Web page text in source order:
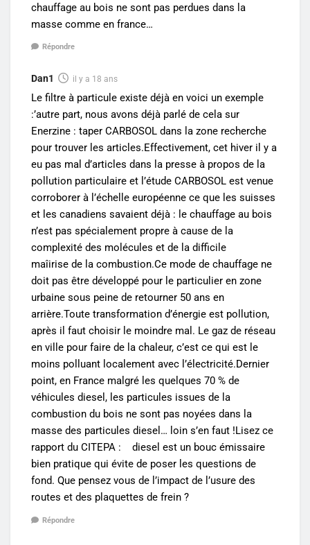
chauffage au bois ne sont pas perdues dans la
masse comme en france…
Répondre
Dan1 il y a 18 ans
Le filtre à particule existe déjà en voici un exemple
:’autre part, nous avons déjà parlé de cela sur
Enerzine : taper CARBOSOL dans la zone recherche
pour trouver les articles.Effectivement, cet hiver il y a
eu pas mal d’articles dans la presse à propos de la
pollution particulaire et l’étude CARBOSOL est venue
corroborer à l’échelle européenne ce que les suisses
et les canadiens savaient déjà : le chauffage au bois
n’est pas spécialement propre à cause de la
complexité des molécules et de la difficile
maîirise de la combustion.Ce mode de chauffage ne
doit pas être développé pour le particulier en zone
urbaine sous peine de retourner 50 ans en
arrière.Toute transformation d’énergie est pollution,
après il faut choisir le moindre mal. Le gaz de réseau
en ville pour faire de la chaleur, c’est ce qui est le
moins polluant localement avec l’électricité.Dernier
point, en France malgré les quelques 70 % de
véhicules diesel, les particules issues de la
combustion du bois ne sont pas noyées dans la
masse des particules diesel… loin s’en faut !Lisez ce
rapport du CITEPA : diesel est un bouc émissaire
bien pratique qui évite de poser les questions de
fond. Que pensez vous de l’impact de l’usure des
routes et des plaquettes de frein ?
Répondre